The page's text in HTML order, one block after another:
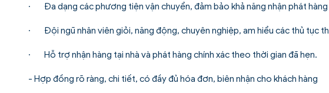
· Đa dạng các phương tiện vận chuyển, đảm bảo khả năng nhận phát hàng
· Đội ngũ nhân viên giỏi, năng động, chuyên nghiệp, am hiểu các thủ tục
· Hỗ trợ nhận hàng tại nhà và phát hàng chính xác theo thời gian đã hẹn.
- Hợp đồng rõ ràng, chi tiết, có đầy đủ hóa đơn, biên nhận cho khách hàng